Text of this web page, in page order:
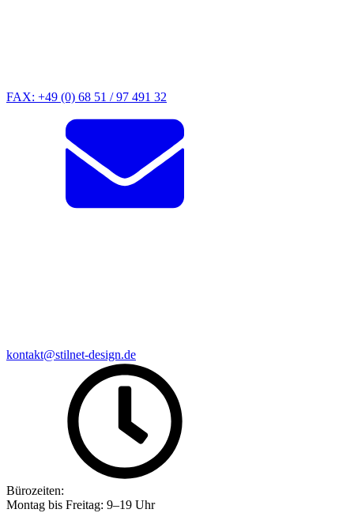
FAX: +49 (0) 68 51 / 97 491 32
kontakt@stilnet-design.de
Bürozeiten:
Montag bis Freitag: 9–19 Uhr